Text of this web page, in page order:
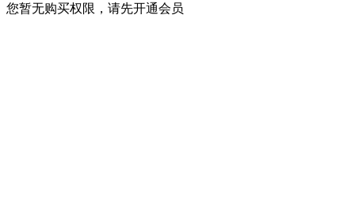
您暂无购买权限，请先开通会员